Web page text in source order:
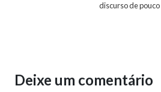
discurso de pouco
Deixe um comentário